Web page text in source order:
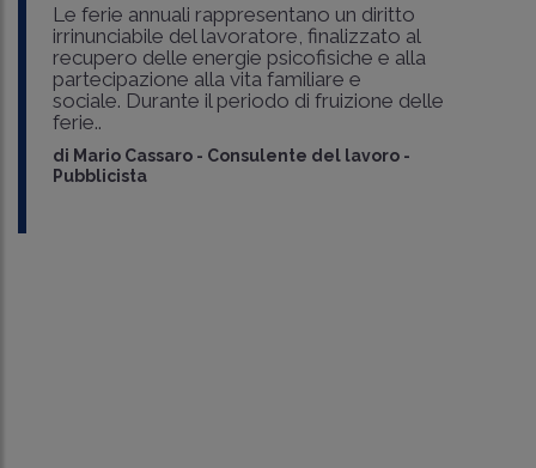
Le ferie annuali rappresentano un diritto
irrinunciabile del lavoratore, finalizzato al
recupero delle energie psicofisiche e alla
partecipazione alla vita familiare e
sociale. Durante il periodo di fruizione delle
ferie..
di Mario Cassaro - Consulente del lavoro -
Pubblicista